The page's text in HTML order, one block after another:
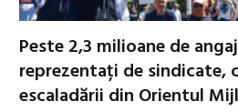
Peste 2,3 milioane de
reprezentați de sindicate,
escaladării din Orientul